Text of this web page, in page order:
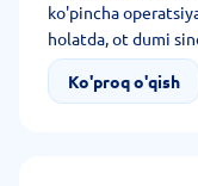
ko'pincha
holatda, ot dumi
shifokor jarrohlik
Ko'proq o'qish